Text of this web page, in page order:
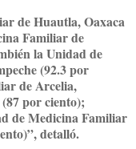
de Huautla, Oaxaca
Familiar de
la Unidad de
(92.3 por
de Arcelia,
por ciento);
de Medicina Familiar
detalló.